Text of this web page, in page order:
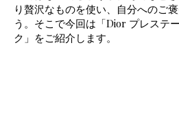
り贅沢なものを使い、自分へのご
う。そこで今回は「Dior プレステ
ク」をご紹介します。